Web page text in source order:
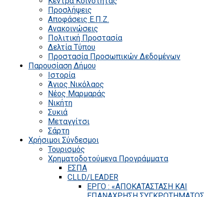
Προσλήψεις
Αποφάσεις Ε.Π.Ζ.
Ανακοινώσεις
Πολιτική Προστασία
Δελτία Τύπου
Προστασία Προσωπικών Δεδομένων
Παρουσίαση Δήμου
Ιστορία
Άγιος Νικόλαος
Νέος Μαρμαράς
Νικήτη
Συκιά
Μεταγγίτσι
Σάρτη
Χρήσιμοι Σύνδεσμοι
Τουρισμός
Χρηματοδοτούμενα Προγράμματα
ΕΣΠΑ
CLLD/LEADER
ΕΡΓΟ : «ΑΠΟΚΑΤΑΣΤΑΣΗ ΚΑΙ